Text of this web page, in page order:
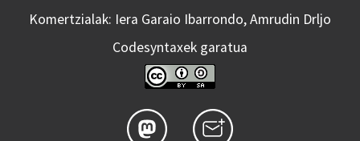
Komertzialak: Iera Garaio Ibarrondo, Amrudin Drljo
Codesyntaxek garatua